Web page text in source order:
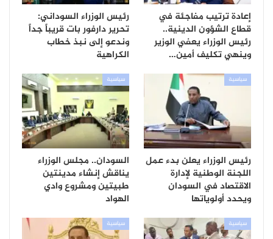
إعادة ترتيب مفاجئة في
قطاع الشؤون الدينية..
رئيس الوزراء يعفي الوزير
وينهي تكليف أمين…
رئيس الوزراء السوداني:
تحرير دارفور بات قريباً جداً
وندعو إلى نبذ خطاب
الكراهية
سياسية
رئيس الوزراء يعلن بدء عمل
اللجنة الوطنية لإدارة
الاقتصاد في السودان
ويحدد أولوياتها
سياسية
السودان.. مجلس الوزراء
يناقش إنشاء مدينتين
طبيتين ومشروع وادي
الهواد
سياسية سياسية